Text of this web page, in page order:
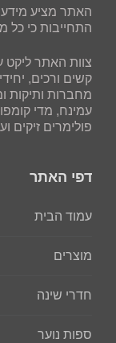
האתר מציע מידע
התחייבות כי כל
צוות האתר ליקט
קשים ורכים,
מחברות ותיקות
עמינח, מדי
פולימרים זיקים
דפי האתר
עמוד הבית
מוצרים
חדרי שינה
ספות נוער